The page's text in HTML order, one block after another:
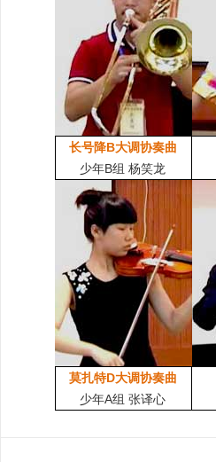
长号降B大调协奏曲
少年B组 杨笑龙
莫扎特D大调协奏曲
少年A组 张译心